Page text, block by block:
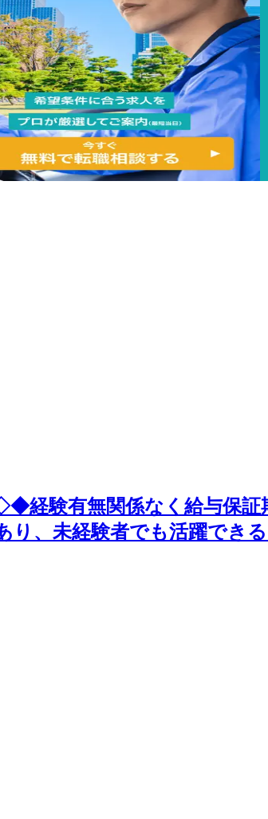
経験有無関係なく給与保
、未経験者でも活躍でき